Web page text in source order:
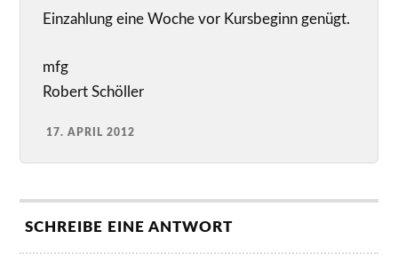
Einzahlung eine Woche vor Kursbeginn genügt.
mfg
Robert Schöller
17. APRIL 2012
SCHREIBE EINE ANTWORT